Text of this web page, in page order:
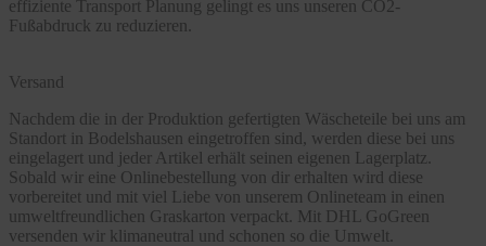
effiziente Transport Planung gelingt es uns unseren CO2-
Fußabdruck zu reduzieren.
Versand
Nachdem die in der Produktion gefertigten Wäscheteile bei uns am
Standort in Bodelshausen eingetroffen sind, werden diese bei uns
eingelagert und jeder Artikel erhält seinen eigenen Lagerplatz.
Sobald wir eine Onlinebestellung von dir erhalten wird diese
vorbereitet und mit viel Liebe von unserem Onlineteam in einen
umweltfreundlichen Graskarton verpackt. Mit DHL GoGreen
versenden wir klimaneutral und schonen so die Umwelt.